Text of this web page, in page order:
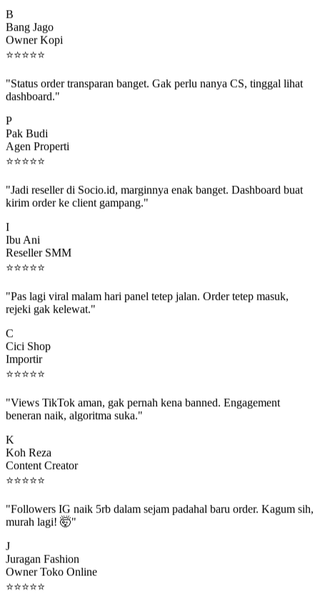
Bang Jago
Owner Kopi
⭐⭐⭐⭐⭐
dashboard."
Pak Budi
Agen Properti
⭐⭐⭐⭐⭐
kirim order ke client gampang."
Ibu Ani
Reseller SMM
⭐⭐⭐⭐⭐
rejeki gak kelewat."
Cici Shop
Importir
⭐⭐⭐⭐⭐
beneran naik, algoritma suka."
Koh Reza
Content Creator
⭐⭐⭐⭐⭐
murah lagi! 🤯"
Juragan Fashion
Owner Toko Online
⭐⭐⭐⭐⭐